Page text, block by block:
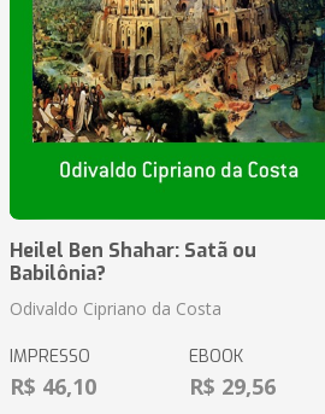
Heilel Ben Shahar: Satã ou
Babilônia?
Odivaldo Cipriano da Costa
IMPRESSO
R$ 46,10
EBOOK
R$ 29,56